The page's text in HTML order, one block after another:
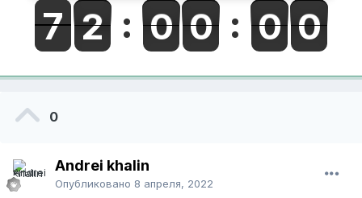
0
Andrei khalin
Опубликовано 8 апреля, 2022